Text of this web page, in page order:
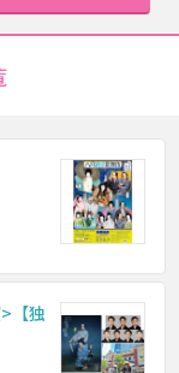
【独